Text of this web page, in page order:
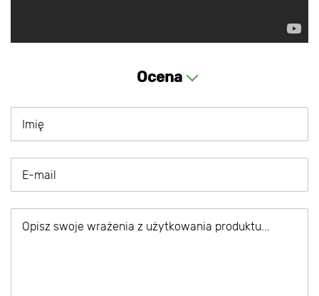
Ocena